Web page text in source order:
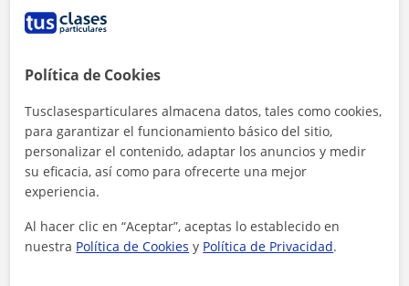
Contacta con Ines
Tarifa
Política de Cookies
Tusclasesparticulares almacena datos, tales como cookies,
para garantizar el funcionamiento básico del sitio,
personalizar el contenido, adaptar los anuncios y medir
su eficacia, así como para ofrecerte una mejor
experiencia.
Al hacer clic en “Aceptar”, aceptas lo establecido en
nuestra Política de Cookies y Política de Privacidad.